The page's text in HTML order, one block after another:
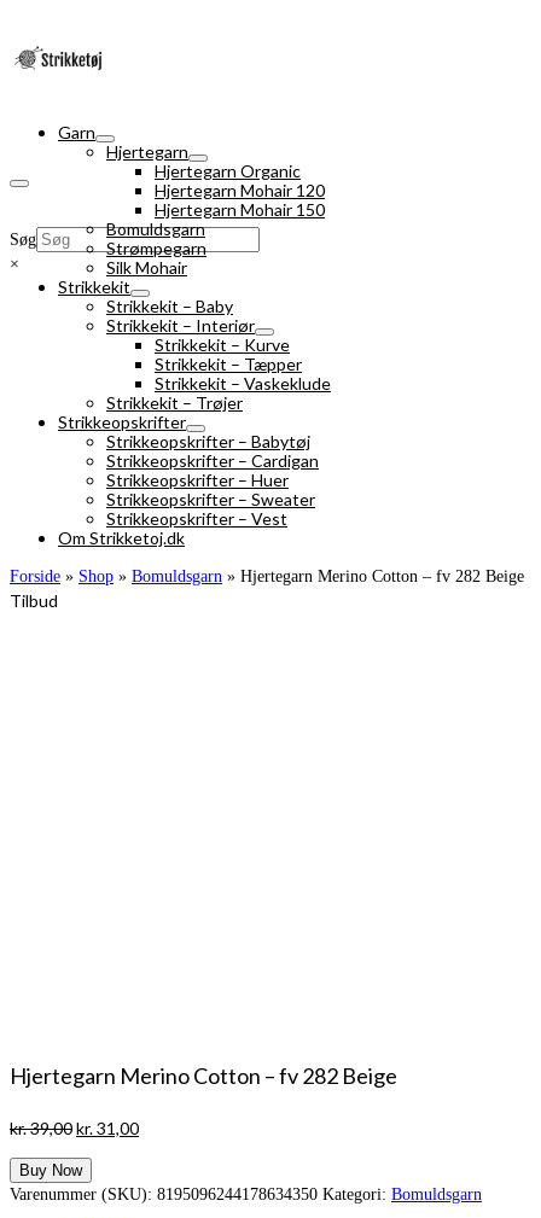
Søg
×
Garn
Hjertegarn
Hjertegarn Organic
Hjertegarn Mohair 120
Hjertegarn Mohair 150
Bomuldsgarn
Strømpegarn
Silk Mohair
Strikkekit
Strikkekit – Baby
Strikkekit – Interiør
Strikkekit – Kurve
Strikkekit – Tæpper
Strikkekit – Vaskeklude
Strikkekit – Trøjer
Strikkeopskrifter
Strikkeopskrifter – Babytøj
Strikkeopskrifter – Cardigan
Strikkeopskrifter – Huer
Strikkeopskrifter – Sweater
Strikkeopskrifter – Vest
Om Strikketoj.dk
Forside » Shop » Bomuldsgarn » Hjertegarn Merino Cotton – fv 282 Beige
Tilbud
Hjertegarn Merino Cotton – fv 282 Beige
kr.39,00Den
pris
var:
kr.31,00Den
er:
Buy Now
Varenummer (SKU): 8195096244178634350 Kategori: Bomuldsgarn